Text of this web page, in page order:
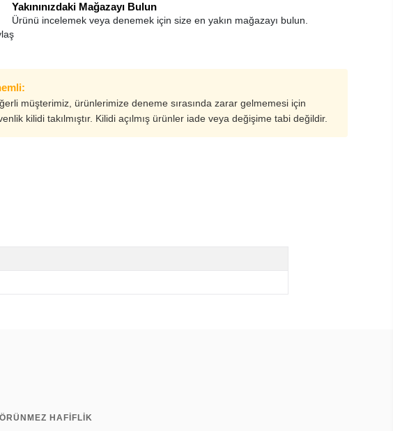
Yakınınızdaki Mağazayı Bulun
Ürünü incelemek veya denemek için size en yakın mağazayı bulun.
müşterimiz, ürünlerimize deneme sırasında zarar gelmemesi için
kilidi takılmıştır. Kilidi açılmış ürünler iade veya değişime tabi değildir.
HAFİFLİK